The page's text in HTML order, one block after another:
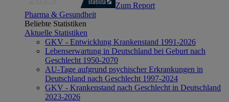
Zum Report
Pharma & Gesundheit
Beliebte Statistiken
Aktuelle Statistiken
GKV - Entwicklung Krankenstand 1991-2026
Lebenserwartung in Deutschland bei Geburt nach
Geschlecht 1950-2070
AU-Tage aufgrund psychischer Erkrankungen in
Deutschland nach Geschlecht 1997-2024
GKV - Krankenstand nach Geschlecht in Deutschland
2023-2026